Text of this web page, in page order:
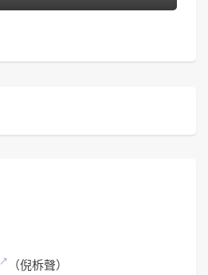
（倪柝聲）